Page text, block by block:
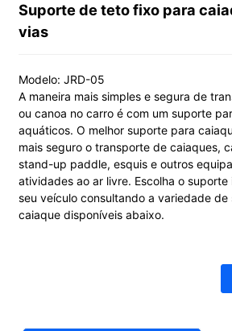
Suporte de teto fixo para
vias
Modelo: JRD-05
A maneira mais simples e segura de
ou canoa no carro é com um suporte
aquáticos. O melhor suporte para
mais seguro o transporte de caiaques,
stand-up paddle, esquis e outros
atividades ao ar livre. Escolha o
seu veículo consultando a variedade de
caiaque disponíveis abaixo.